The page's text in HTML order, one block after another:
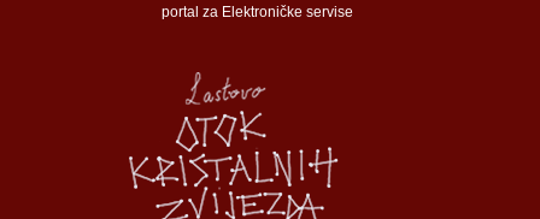
Groblje
Groblje
portal za Elektroničke servise